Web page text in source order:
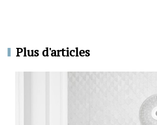
Plus d'articles